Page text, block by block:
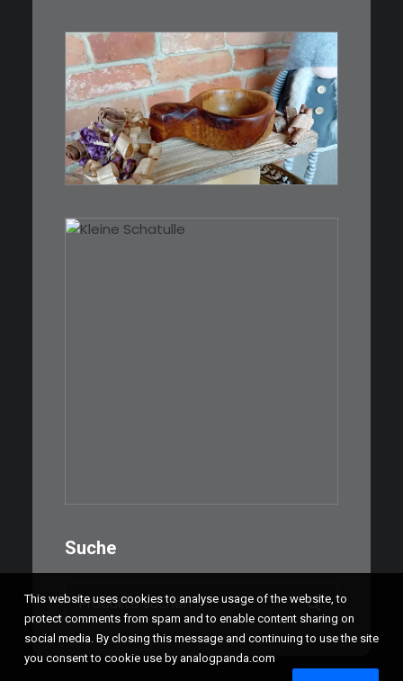
€15,00
Ein Holzbecher im Wikinger-Stil.
Inspiriert…
Suche
Suchen
nach:
This website uses cookies to analyse usage of the website, to
protect comments from spam and to enable content sharing on
social media. By closing this message and continuing to use the site
you consent to cookie use by analogpanda.com